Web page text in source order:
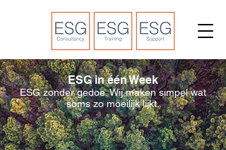
ESG in één Week
ESG zonder gedoe. Wij maken simpel wat
soms zo moeilijk lijkt.